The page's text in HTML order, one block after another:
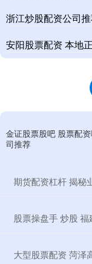
浙江炒股配资公司
安阳股票配资 本地
金证股票股吧 股票配
司推荐
期货配资杠杆 揭秘
股票操盘手 炒股
大型股票配资 菏泽